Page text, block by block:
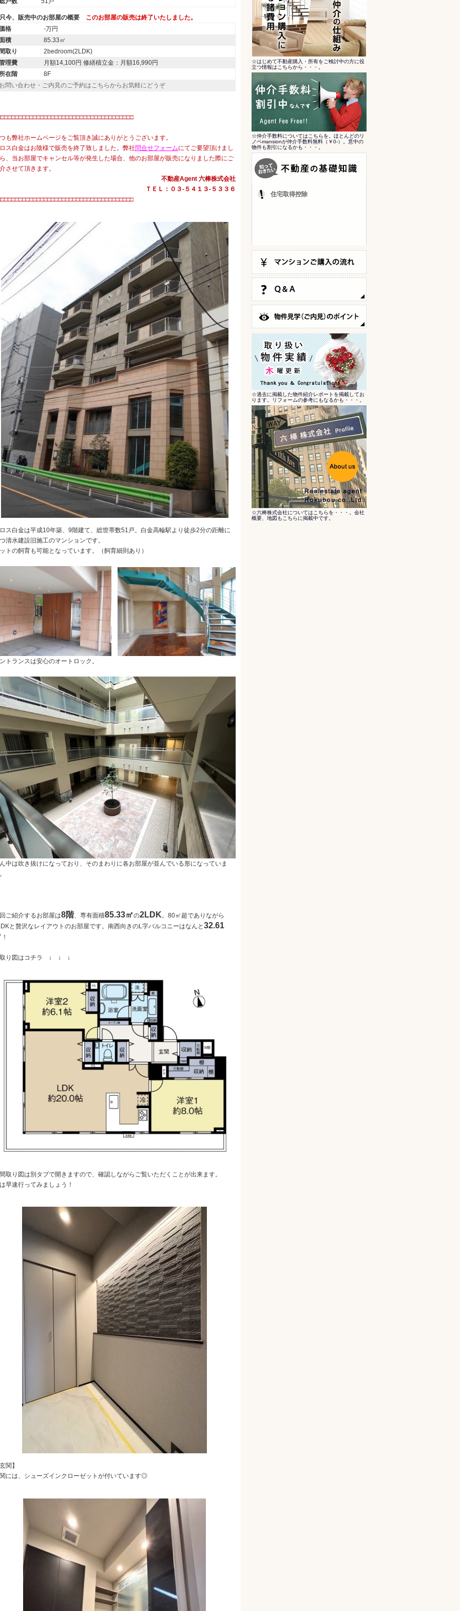
今、販売中のお部屋の概要 このお部屋の販売は終了いたしました。
格
-万円
積
85.33㎡
取り
2bedroom(2LDK)
理費
月額14,100円 修繕積立金：月額16,990円
在階
8F
問い合わせ・ご内見のご予約はこちらからお気軽にどうぞ
も弊社ホームページをご覧頂き誠にありがとうございます。
ス白金はお陰様で販売を終了致しました。弊社問合せフォームにてご要望頂けまし
、当お部屋でキャンセル等が発生した場合、他のお部屋が販売になりました際にご
させて頂きます。
不動産Agent 六棒株式会社
ＴＥＬ：０３‐５４１３‐５３３６
ス白金は平成10年築、9階建て、総世帯数51戸。白金高輪駅より徒歩2分の距離に
清水建設旧施工のマンションです。
トの飼育も可能となっています。（飼育細則あり）
トランスは安心のオートロック。
中は吹き抜けになっており、そのまわりに各お部屋が並んでいる形になっていま
ご紹介するお部屋は8階、専有面積85.33㎡の2LDK 。80㎡超でありながら
と贅沢なレイアウトのお部屋です。南西向きのL字バルコニーはなんと 32.61
！
り図はコチラ ↓ ↓ ↓
取り図は別タブで開きますので、確認しながらご覧いただくことが出来ます。
早速行ってみましょう！
関】
には、シューズインクローゼットが付いています◎
☆はじめて不動産購入・所有をご検討中の方に役
立つ情報はこちらから・・・。
☆仲介手数料についてはこちらを。ほとんどのリ
ノベmansionが仲介手数料無料（￥0-）。意中の
物件も割引になるかも・・・。
住宅取得控除
☆過去に掲載した物件紹介レポートを掲載してお
ります。リフォームの参考にもなるかも・・・。
☆六棒株式会社についてはこちらを・・・。会社
概要、地図もこちらに掲載中です。